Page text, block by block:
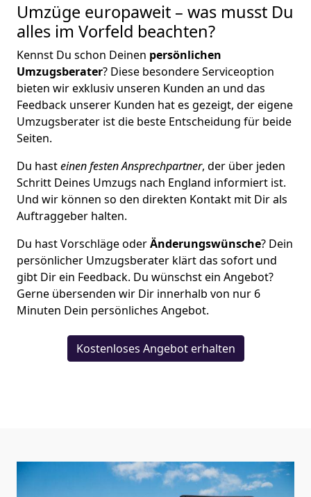
Umzüge europaweit – was musst Du
alles im Vorfeld beachten?
Kennst Du schon Deinen persönlichen
Umzugsberater? Diese besondere Serviceoption
bieten wir exklusiv unseren Kunden an und das
Feedback unserer Kunden hat es gezeigt, der eigene
Umzugsberater ist die beste Entscheidung für beide
Seiten.
Du hasteinen festen Ansprechpartner, der über jeden
Schritt Deines Umzugs nach England informiert ist.
Und wir können so den direkten Kontakt mit Dir als
Auftraggeber halten.
Du hast Vorschläge oderÄnderungswünsche? Dein
persönlicher Umzugsberater klärt das sofort und
gibt Dir ein Feedback. Du wünschst ein Angebot?
Gerne übersenden wir Dir innerhalb von nur 6
Minuten Dein persönliches Angebot.
Kostenloses Angebot erhalten